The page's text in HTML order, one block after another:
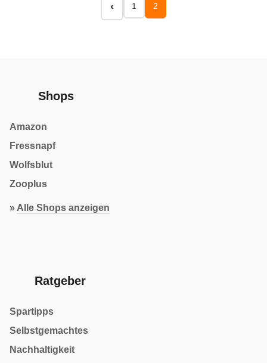
1 2
Shops
Amazon
Fressnapf
Wolfsblut
Zooplus
» Alle Shops anzeigen
Ratgeber
Spartipps
Selbstgemachtes
Nachhaltigkeit